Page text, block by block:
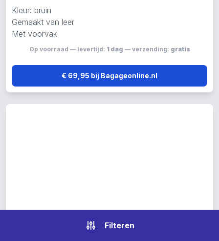
Kleur: bruin
Gemaakt van leer
Met voorvak
Op voorraad — levertijd: 1 dag — verzending: gratis
€ 69,95 bij Bagageonline.nl
Filteren